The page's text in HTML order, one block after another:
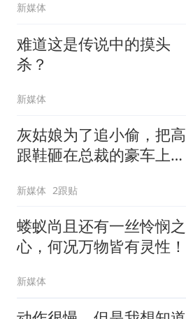
新媒体
难道这是传说中的摸头
杀？
新媒体
灰姑娘为了追小偷，把高
跟鞋砸在总裁的豪车上，
新媒体 2跟贴
蝼蚁尚且还有一丝怜悯之
心，何况万物皆有灵性！
新媒体